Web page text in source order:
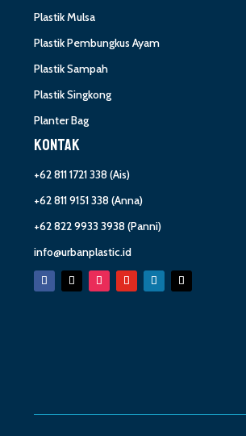
Plastik Mulsa
Plastik Pembungkus Ayam
Plastik Sampah
Plastik Singkong
Planter Bag
KONTAK
+62 811 1721 338(Ais)
+62 811 9151 338(Anna)
+62 822 9933 3938(Panni)
info@urbanplastic.id